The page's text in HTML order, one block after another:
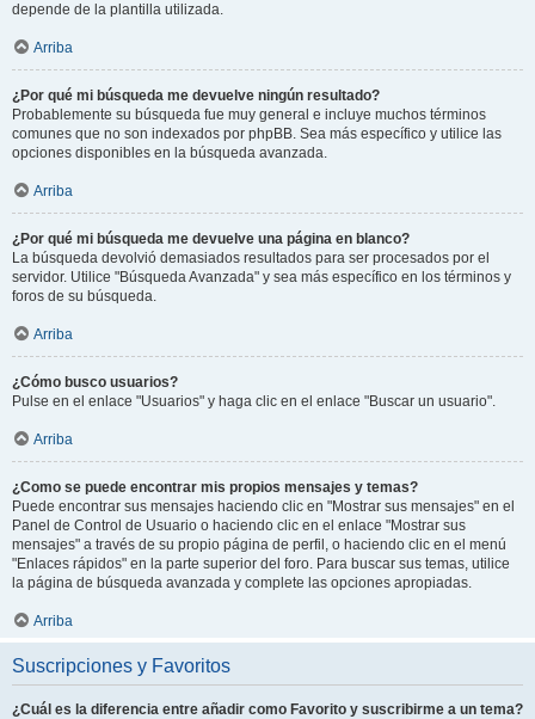
depende de la plantilla utilizada.
Arriba
¿Por qué mi búsqueda me devuelve ningún resultado?
Probablemente su búsqueda fue muy general e incluye muchos términos
comunes que no son indexados por phpBB. Sea más específico y utilice las
opciones disponibles en la búsqueda avanzada.
Arriba
¿Por qué mi búsqueda me devuelve una página en blanco?
La búsqueda devolvió demasiados resultados para ser procesados por el
servidor. Utilice "Búsqueda Avanzada" y sea más específico en los términos y
foros de su búsqueda.
Arriba
¿Cómo busco usuarios?
Pulse en el enlace "Usuarios" y haga clic en el enlace "Buscar un usuario".
Arriba
¿Como se puede encontrar mis propios mensajes y temas?
Puede encontrar sus mensajes haciendo clic en "Mostrar sus mensajes" en el
Panel de Control de Usuario o haciendo clic en el enlace "Mostrar sus
mensajes" a través de su propio página de perfil, o haciendo clic en el menú
"Enlaces rápidos" en la parte superior del foro. Para buscar sus temas, utilice
la página de búsqueda avanzada y complete las opciones apropiadas.
Arriba
Suscripciones y Favoritos
¿Cuál es la diferencia entre añadir como Favorito y suscribirme a un tema?